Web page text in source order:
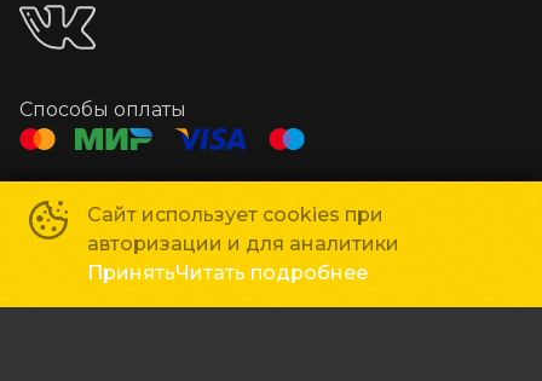
Сайт использует cookies при
авторизации и для аналитики
ПринятьЧитать подробнее
Способы оплаты
Контакты
Касса
+7 978 978-53-53
Рекламодателям marketing@liniyakino.ru